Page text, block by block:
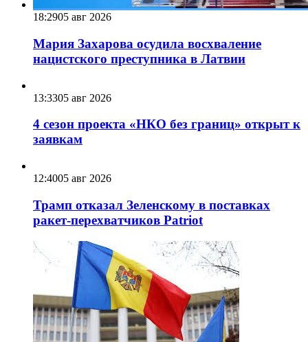
18:2905 авг 2026
Мария Захарова осудила восхваление
нацистского преступника в Латвии
13:3305 авг 2026
4 сезон проекта «НКО без границ» открыт к
заявкам
12:4005 авг 2026
Трамп отказал Зеленскому в поставках
ракет-перехватчиков Patriot